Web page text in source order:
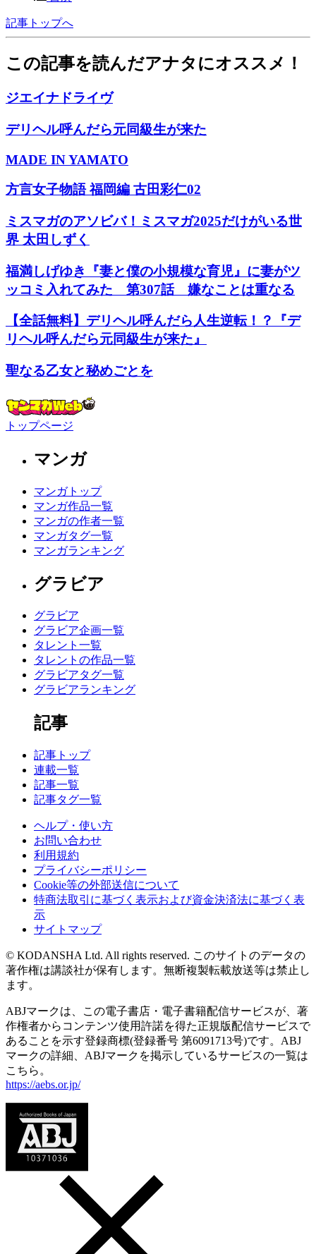
記事トップへ
この記事を読んだアナタにオススメ！
ジエイナドライヴ
デリヘル呼んだら元同級生が来た
MADE IN YAMATO
方言女子物語 福岡編 古田彩仁02
ミスマガのアソビバ！ミスマガ2025だけがいる世
界 太田しずく
福満しげゆき『妻と僕の小規模な育児』に妻がツ
ッコミ入れてみた 第307話 嫌なことは重なる
【全話無料】デリヘル呼んだら人生逆転！？『デ
リヘル呼んだら元同級生が来た』
聖なる乙女と秘めごとを
トップページ
マンガ
マンガトップ
マンガ作品一覧
マンガの作者一覧
マンガタグ一覧
マンガランキング
グラビア
グラビア
グラビア企画一覧
タレント一覧
タレントの作品一覧
グラビアタグ一覧
グラビアランキング
記事
記事トップ
連載一覧
記事一覧
記事タグ一覧
ヘルプ・使い方
お問い合わせ
利用規約
プライバシーポリシー
Cookie等の外部送信について
特商法取引に基づく表示および資金決済法に基づく表
示
サイトマップ
© KODANSHA Ltd. All rights reserved. このサイトのデータの
著作権は講談社が保有します。無断複製転載放送等は禁止し
ます。
ABJマークは、この電子書店・電子書籍配信サービスが、著
作権者からコンテンツ使用許諾を得た正規版配信サービスで
あることを示す登録商標(登録番号 第6091713号)です。ABJ
マークの詳細、ABJマークを掲示しているサービスの一覧は
こちら。
https://aebs.or.jp/